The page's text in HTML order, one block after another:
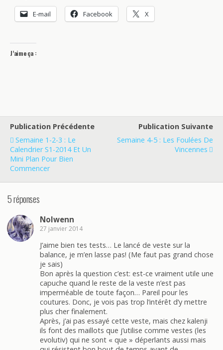
E-mail Facebook X
J’aime ça :
Publication Précédente
Semaine 1-2-3 : Le
Calendrier S1-2014 Et Un
Mini Plan Pour Bien
Commencer
Publication Suivante
Semaine 4-5 : Les Foulées De
Vincennes
5 réponses
Nolwenn
27 janvier 2014
J’aime bien tes tests… Le lancé de veste sur la
balance, je m’en lasse pas! (Me faut pas grand chose
je sais)
Bon après la question c’est: est-ce vraiment utile une
capuche quand le reste de la veste n’est pas
imperméable de toute façon… Pareil pour les
coutures. Donc, je vois pas trop l’intérêt d’y mettre
plus cher finalement.
Après, j’ai pas essayé cette veste, mais chez kalenji
ils font des maillots que j’utilise comme vestes (les
evolutiv) qui ne sont « que » déperlants aussi mais